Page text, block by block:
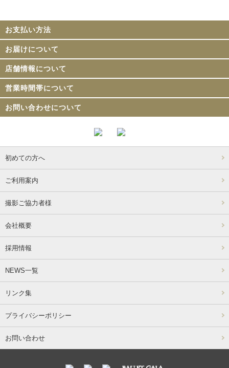
お支払い方法
お届けについて
店舗情報について
営業時間帯について
お問い合わせについて
初めての方へ
ご利用案内
撮影ご協力者様
会社概要
採用情報
NEWS一覧
リンク集
プライバシーポリシー
お問い合わせ